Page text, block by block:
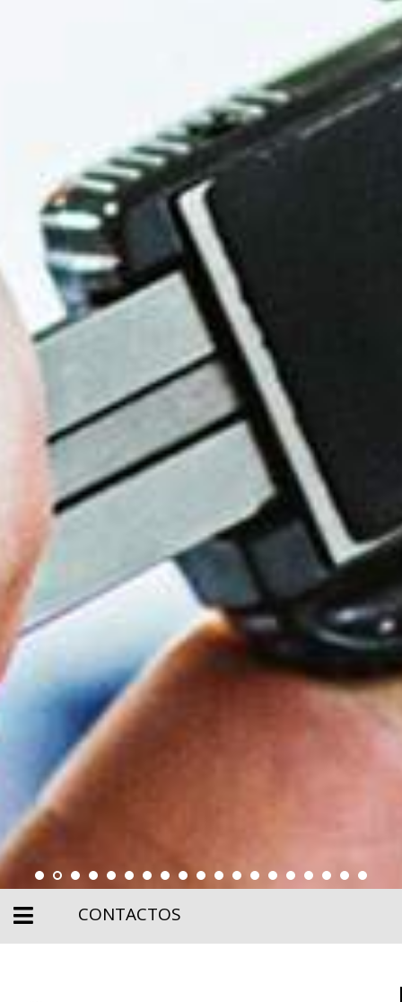
CONTACTOS